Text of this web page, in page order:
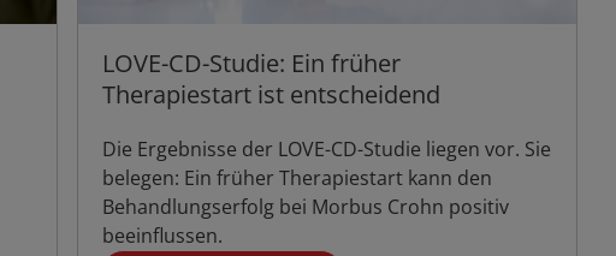
LOVE-CD-Studie: Ein früher
Therapiestart ist entscheidend
Die Ergebnisse der LOVE-CD-Studie liegen vor. Sie
belegen: Ein früher Therapiestart kann den
Behandlungserfolg bei Morbus Crohn positiv
beeinflussen.